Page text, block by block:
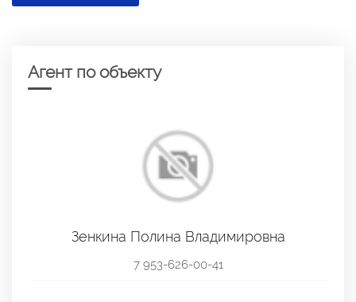
Агент по объекту
Зенкина Полина Владимировна
7 953-626-00-41